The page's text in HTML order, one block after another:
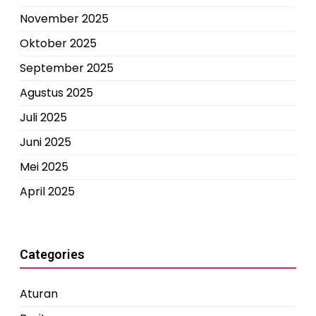
November 2025
Oktober 2025
September 2025
Agustus 2025
Juli 2025
Juni 2025
Mei 2025
April 2025
Categories
Aturan